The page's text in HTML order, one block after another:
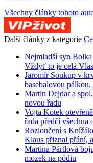
Všechny články tohoto
Další články z kategorie
Nejmladší syn
Vždyť to je celá
Jaromír Soukup v
basebalovou pálkou,
Martin Dejdar a
novou řadu
Vojta Kotek
řada předčí všechna
Rozloučení s
Klaus přiznal přání,
Martina Pártlová
mozek na pódiu